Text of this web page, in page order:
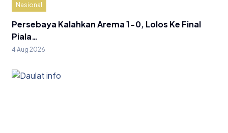
Nasional
Persebaya Kalahkan Arema 1-0, Lolos Ke Final
Piala…
4 Aug 2026